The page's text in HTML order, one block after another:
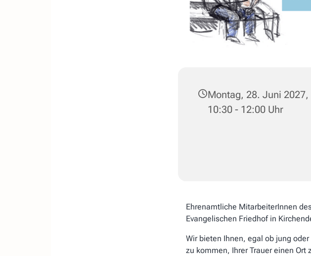
Montag, 28. Juni 2027,
10:30 - 12:00 Uhr
Ehrenamtliche MitarbeiterInnen
Evangelischen Friedhof in
Wir bieten Ihnen, egal ob jung oder
zu kommen, Ihrer Trauer einen Ort